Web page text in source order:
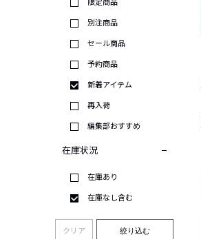
限定商品
別注商品
セール商品
予約商品
新着アイテム
再入荷
編集部おすすめ
在庫状況
在庫あり
在庫なし含む
クリア 絞り込む